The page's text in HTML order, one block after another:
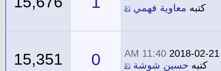
كتبه معاوية فهمي
2018-02-21
11:40 AM
كتبه حسين شوشة 0
15,351